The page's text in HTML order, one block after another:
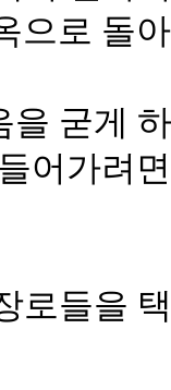
으로 돌
을 굳게
어가려
로들을